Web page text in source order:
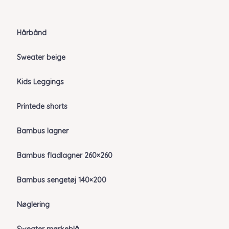
Hårbånd
Sweater beige
Kids Leggings
Printede shorts
Bambus lagner
Bambus fladlagner 260×260
Bambus sengetøj 140×200
Nøglering